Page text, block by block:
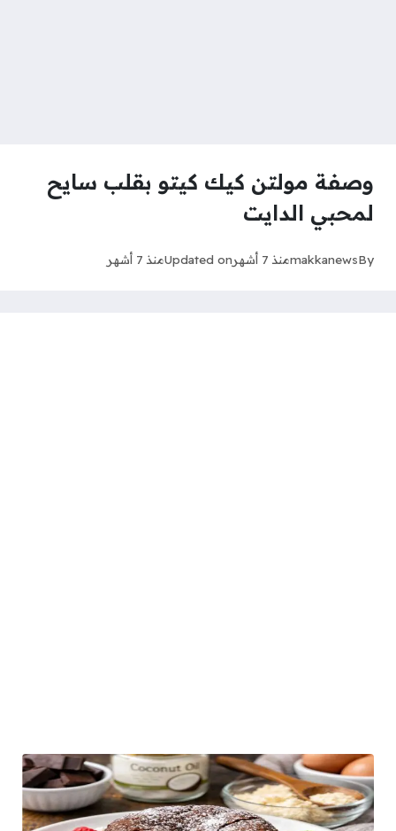
وصفة مولتن كيك كيتو بقلب سايح
لمحبي الدايت
By
makkanewsمنذ 7 أشهر Updated onمنذ 7 أشهر